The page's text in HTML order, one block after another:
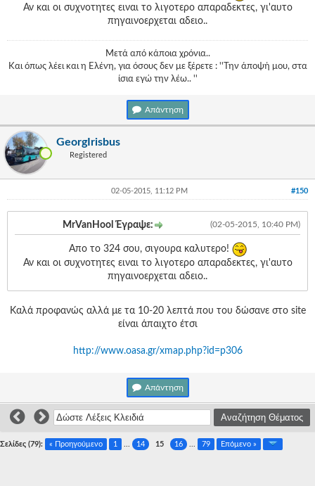
Αν και οι συχνοτητες ειναι το λιγοτερο απαραδεκτες, γι'αυτο
πηγαινοερχεται αδειο..
Μετά από κάποια χρόνια..
Και όπως λέει και η Ελένη, για όσους δεν με ξέρετε : ''Την άποψή μου, στα
ίσια εγώ την λέω.. ''
Απάντηση
GeorgIrisbus
Registered
#150
02-05-2015, 11:12 PM
(02-05-2015, 10:40 PM)
MrVanHool Έγραψε:
Απο το 324 σου, σιγουρα καλυτερο!
Αν και οι συχνοτητες ειναι το λιγοτερο απαραδεκτες, γι'αυτο
πηγαινοερχεται αδειο..
Καλά προφανώς αλλά με τα 10-20 λεπτά που του δώσανε στο site
είναι άπαιχτο έτσι
http://www.oasa.gr/xmap.php?id=p306
Απάντηση
Σελίδες (79): « Προηγούμενο 1 14 15 16 79 Επόμενο »